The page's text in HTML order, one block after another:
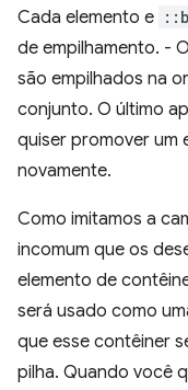
Cada elemento e
de empilhamento. -
são empilhados na
conjunto. O último
quiser promover um
novamente.
Como imitamos a
incomum que os
elemento de
será usado como
que esse contêiner
pilha. Quando você